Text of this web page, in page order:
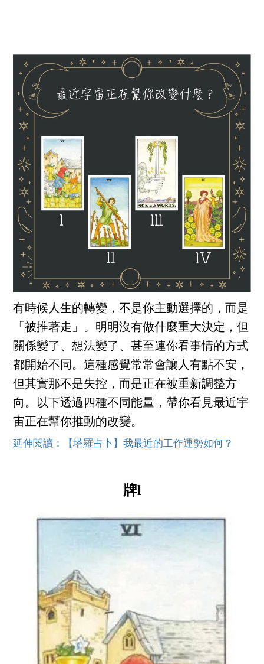
有時候人生的轉變，不是你主動選擇的，而是
「被推著走」。明明沒有做什麼重大決定，但
關係變了、想法變了、甚至連你看事情的方式
都開始不同。這種感覺常常會讓人有點不安，
但其實那不是失控，而是正在被重新調整方
向。以下透過四種不同能量，帶你看見最近宇
宙正在幫你推動的改變。
延伸閱讀：【塔羅占卜】我最近的工作運勢如何？
牌l